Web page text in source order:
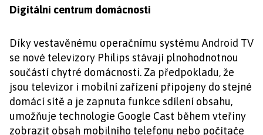
Digitální centrum domácnosti
Díky vestavěnému operačnímu systému Android TV
se nové televizory Philips stávají plnohodnotnou
součástí chytré domácnosti. Za předpokladu, že
jsou televizor i mobilní zařízení připojeny do stejné
domácí sítě a je zapnuta funkce sdílení obsahu,
umožňuje technologie Google Cast během vteřiny
zobrazit obsah mobilního telefonu nebo počítače